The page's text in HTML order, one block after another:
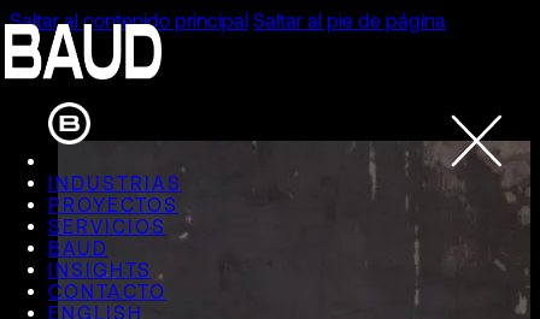
Saltar al contenido principal Saltar al pie de página
INDUSTRIAS
PROYECTOS
SERVICIOS
BAUD
INSIGHTS
CONTACTO
ENGLISH